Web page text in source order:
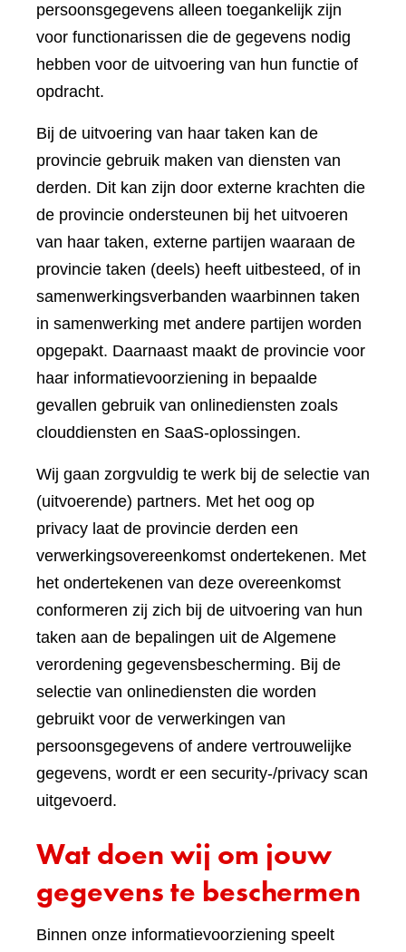
persoonsgegevens alleen toegankelijk zijn
voor functionarissen die de gegevens nodig
hebben voor de uitvoering van hun functie of
opdracht.
Bij de uitvoering van haar taken kan de
provincie gebruik maken van diensten van
derden. Dit kan zijn door externe krachten die
de provincie ondersteunen bij het uitvoeren
van haar taken, externe partijen waaraan de
provincie taken (deels) heeft uitbesteed, of in
samenwerkingsverbanden waarbinnen taken
in samenwerking met andere partijen worden
opgepakt. Daarnaast maakt de provincie voor
haar informatievoorziening in bepaalde
gevallen gebruik van onlinediensten zoals
clouddiensten en SaaS-oplossingen.
Wij gaan zorgvuldig te werk bij de selectie van
(uitvoerende) partners. Met het oog op
privacy laat de provincie derden een
verwerkingsovereenkomst ondertekenen. Met
het ondertekenen van deze overeenkomst
conformeren zij zich bij de uitvoering van hun
taken aan de bepalingen uit de Algemene
verordening gegevensbescherming. Bij de
selectie van onlinediensten die worden
gebruikt voor de verwerkingen van
persoonsgegevens of andere vertrouwelijke
gegevens, wordt er een security-/privacy scan
uitgevoerd.
Wat doen wij om jouw
gegevens te beschermen
Binnen onze informatievoorziening speelt